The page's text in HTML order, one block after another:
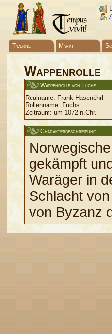
Taverne Markt
Wappenrolle
Wappenrolle von Fuchs
Realname: Frank Hasenöhrl
Rollenname: Fuchs
Zeitraum: um 1072 n.Chr.
Charakterbeschreibung
gekämpft
Waräger in
Schlacht
von Byzanz